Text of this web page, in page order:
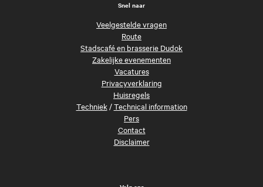
Snel naar
Veelgestelde vragen
Route
Stadscafé en brasserie Dudok
Zakelijke evenementen
Vacatures
Privacyverklaring
Huisregels
Techniek/Technical information
Pers
Contact
Disclaimer